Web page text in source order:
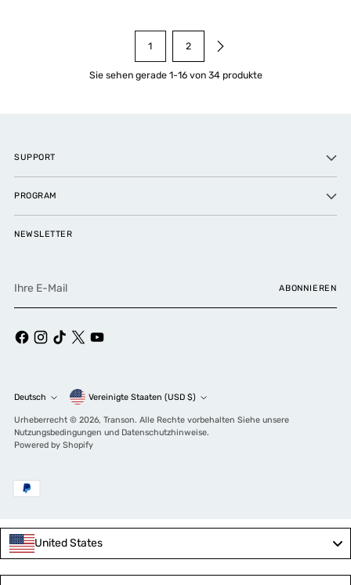
1 2
Sie sehen gerade 1-16 von 34 produkte
SUPPORT
PROGRAM
NEWSLETTER
E-
Mail
ABONNIEREN
Sprache
Deutsch Währung Vereinigte Staaten (USD $)
Urheberrecht © 2026, Transon. Alle Rechte vorbehalten Siehe unsere
Nutzungsbedingungen und Datenschutzhinweise.
Powered by Shopify
United States